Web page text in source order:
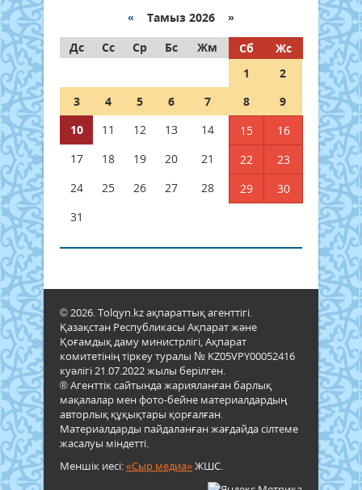
« Тамыз 2026 »
Дс
Сс Ср Бс Жм Сб
Жс
1
2
3
4 5 6 7 8
9
10
11 12 13 14 15
16
17
18 19 20 21 22
23
24
25 26 27 28 29
30
31
© 2026. Tolqyn.kz ақпараттық агенттігі.
Қазақстан Республикасы Ақпарат және
Қоғамдық даму министрлігі, Ақпарат
комитетінің тіркеу туралы № KZ05VPY00052416
куәлігі 21.07.2022 жылы берілген.
® Агенттік сайтында жарияланған барлық
мақалалар мен фото-бейне материалдардың
авторлық құқықтары қорғалған.
Материалдарды пайдаланған жағдайда сілтеме
жасалуы міндетті.
Меншік иесі:«Сыр медиа»ЖШС.